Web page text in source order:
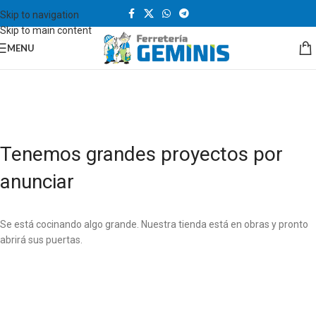
Skip to navigation
Skip to main content
MENU
Tenemos grandes proyectos por
anunciar
Se está cocinando algo grande. Nuestra tienda está en obras y pronto
abrirá sus puertas.